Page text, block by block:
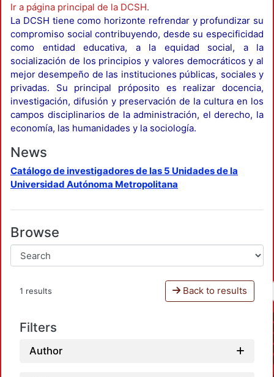
Ir a página principal de la DCSH.
La DCSH tiene como horizonte refrendar y profundizar su
compromiso social contribuyendo, desde su especificidad
como entidad educativa, a la equidad social, a la
socialización de los principios y valores democráticos y al
mejor desempeño de las instituciones públicas, sociales y
privadas. Su principal próposito es realizar docencia,
investigación, difusión y preservación de la cultura en los
campos disciplinarios de la administración, el derecho, la
economía, las humanidades y la sociología.
News
Catálogo de investigadores de las 5 Unidades de la
Universidad Autónoma Metropolitana
Browse
1 results Back to results
Filters
Author